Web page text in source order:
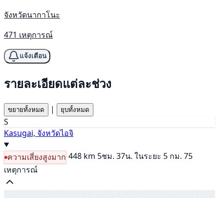
จังหวัดนากาโนะ
471 เหตุการณ์
แจ้งเตือน
รายละเอียดแต่ละช่วง
ขยายทั้งหมด | ยุบทั้งหมด
S
Kasugai, จังหวัดไอจิ
ความเสี่ยงสูงมาก 448 km 5ชม. 37น. ในระยะ 5 กม. 75
เหตุการณ์